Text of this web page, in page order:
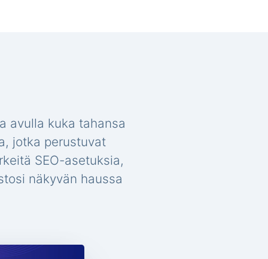
avulla kuka tahansa
jotka perustuvat
SEO-asetuksia,
näkyvän haussa